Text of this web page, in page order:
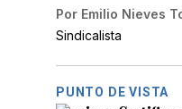
Por Emilio Nieves
Sindicalista
PUNTO DE VISTA